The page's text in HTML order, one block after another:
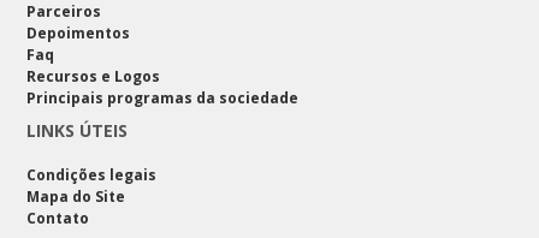
Parceiros
Depoimentos
Faq
Recursos e Logos
Principais programas da sociedade
LINKS ÚTEIS
Condições legais
Mapa do Site
Contato